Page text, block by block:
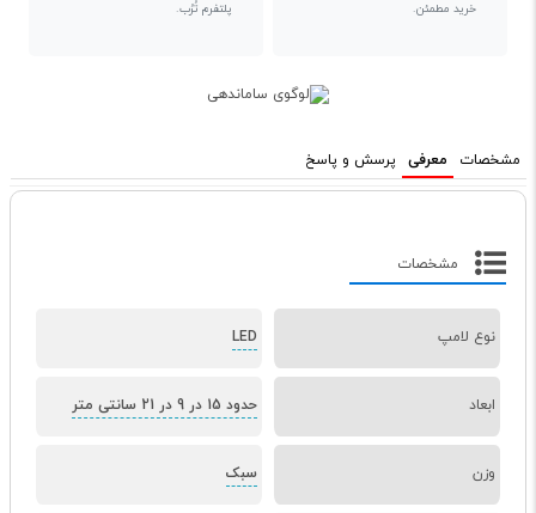
خرید مطمئن. پلتفرم تُرُب.
مشخصات معرفی پرسش و پاسخ
مشخصات
نوع لامپ LED
ابعاد حدود 15 در 9 در 21 سانتی متر
وزن سبک